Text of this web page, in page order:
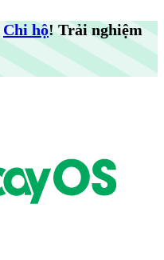
Chi hộ! Trải nghiệm